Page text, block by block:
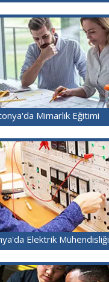
Mimarlık Eğitimi
Elektrik Mühendisliği